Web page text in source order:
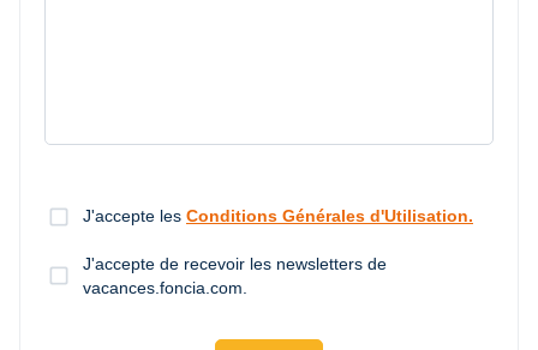
check_box_outline_blank J'accepte les Conditions Générales d'Utilisation.
check_box_outline_blank
J'accepte de recevoir les newsletters de
vacances.foncia.com.